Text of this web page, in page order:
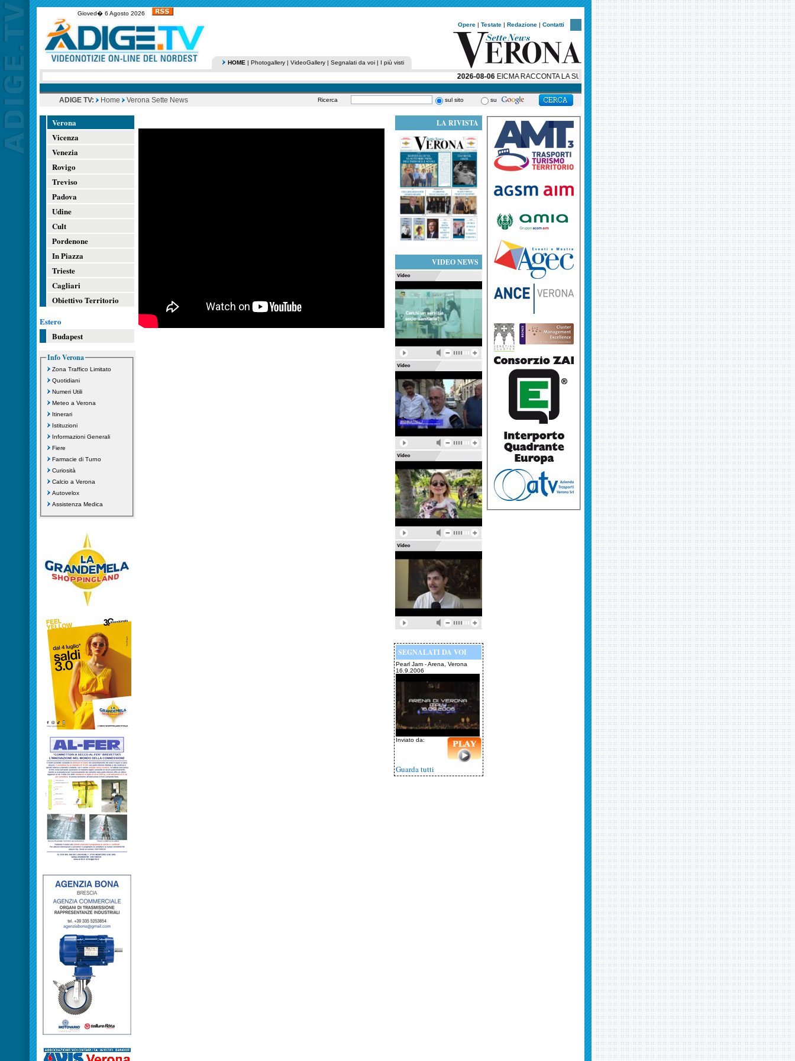
Gioved� 6 Agosto 2026
Opere | Testate | Redazione | Contatti
HOME | Photogallery | VideoGallery | Segnalati da voi | I più visti
2026-08-06EICMA RACCONTA LA SUA STORIA: AL VIA UNA SERIE SOCIAL IN OTTO EPISODI PER
ADIGE TV: Home Verona Sette News Ricerca sul sito su
Verona
Vicenza
Venezia
Rovigo
Treviso
Padova
Udine
Cult
Pordenone
In Piazza
Trieste
Cagliari
Obiettivo Territorio
Estero
Budapest
Info Verona
Zona Traffico Limitato
Quotidiani
Numeri Utili
Meteo a Verona
Itinerari
Istituzioni
Informazioni Generali
Fiere
Farmacie di Turno
Curiosità
Calcio a Verona
Autovelox
Assistenza Medica
LA RIVISTA
VIDEO NEWS
SEGNALATI DA VOI
Pearl Jam - Arena, Verona
16.9.2006
Inviato da:
Guarda tutti